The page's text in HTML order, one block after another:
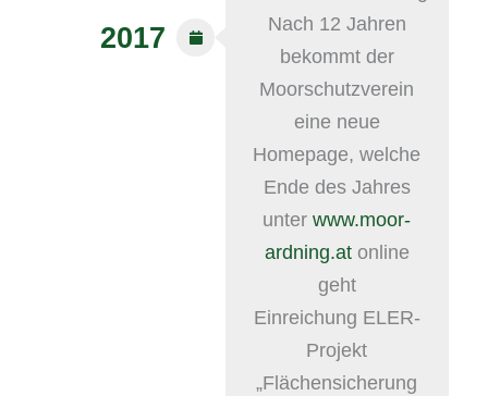
Nach 12 Jahren
bekommt der
Moorschutzverein
eine neue
Homepage, welche
Ende des Jahres
unterwww.moor-
ardning.atonline
geht
Einreichung ELER-
Projekt
„Flächensicherung
2017